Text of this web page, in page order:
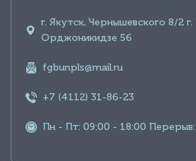
г. Якутск, Чернышевского 8/2
Орджоникидзе 56
fgbunpls@mail.ru
+7 (4112) 31-86-23
Пн - Пт: 09:00 - 18:00